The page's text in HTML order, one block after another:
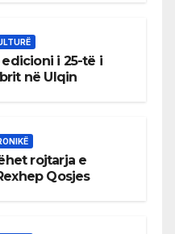
i 25-të i
në Ulqin
rojtarja e
Qosjes